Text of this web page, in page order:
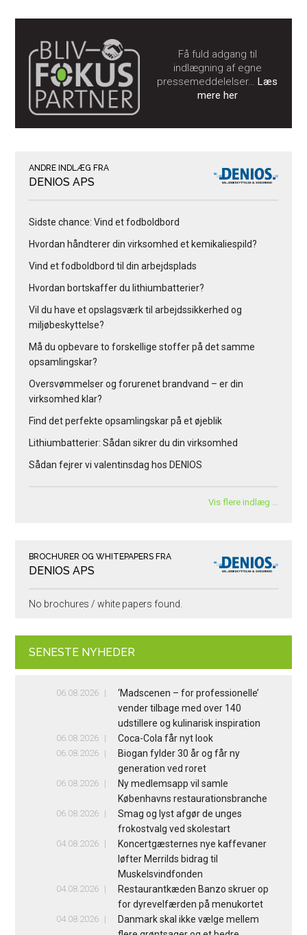
Få fuld adgang til
indlægning af egne
pressemeddelelser…Læs
mere her
ANDRE INDLÆG FRA
DENIOS APS
Sidste chance: Vind et fodboldbord
Hvordan håndterer din virksomhed et kemikaliespild?
Vind et fodboldbord til din arbejdsplads
Hvordan bortskaffer du lithiumbatterier?
Vil du have et opslagsværk til arbejdssikkerhed og
miljøbeskyttelse?
Må du opbevare to forskellige stoffer på det samme
opsamlingskar?
Oversvømmelser og forurenet brandvand – er din
virksomhed klar?
Find det perfekte opsamlingskar på et øjeblik
Lithiumbatterier: Sådan sikrer du din virksomhed
Sådan fejrer vi valentinsdag hos DENIOS
Vis flere indlæg …
BROCHURER OG WHITEPAPERS FRA
DENIOS APS
No brochures / white papers found.
SENESTE NYHEDER
06.08.2026
‘Madscenen – for professionelle’
vender tilbage med over 140
udstillere og kulinarisk inspiration
06.08.2026 Coca-Cola får nyt look
06.08.2026
Biogan fylder 30 år og får ny
generation ved roret
06.08.2026
Ny medlemsapp vil samle
Københavns restaurationsbranche
06.08.2026
Smag og lyst afgør de unges
frokostvalg ved skolestart
04.08.2026
Koncertgæsternes nye kaffevaner
løfter Merrilds bidrag til
Muskelsvindfonden
04.08.2026
Restaurantkæden Banzo skruer op
for dyrevelfærden på menukortet
04.08.2026
Danmark skal ikke vælge mellem